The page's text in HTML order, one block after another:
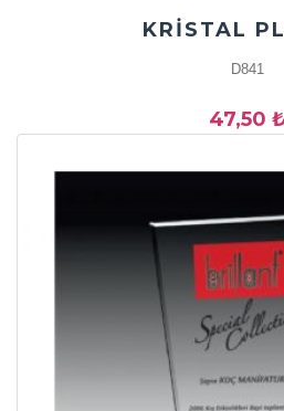
KRİSTAL
D841
47,50